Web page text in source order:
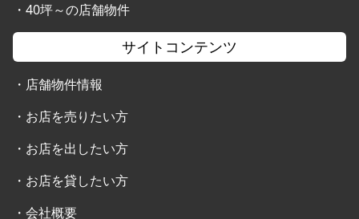
・ 40坪～の店舗物件
サイトコンテンツ
・ 店舗物件情報
・ お店を売りたい方
・ お店を出したい方
・ お店を貸したい方
・ 会社概要